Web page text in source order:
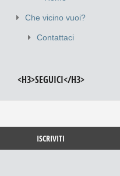
Che vicino vuoi?
Contattaci
<H3>SEGUICI</H3>